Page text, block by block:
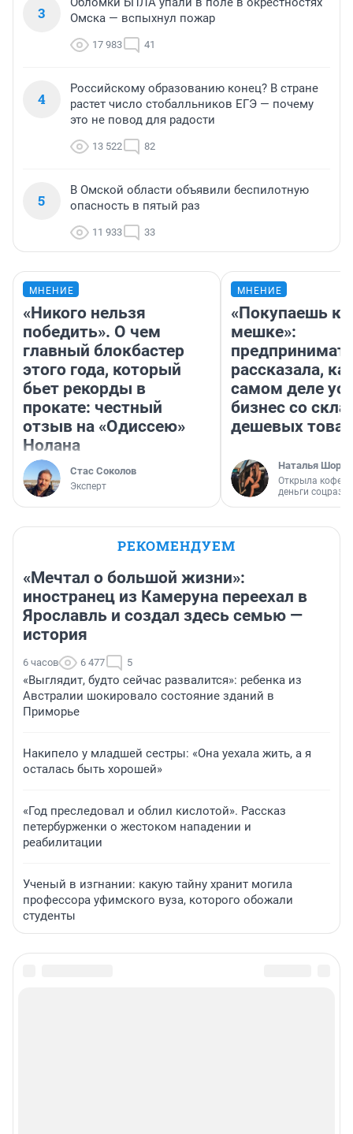
3
Омска — вспыхнул пожар
17 983 41
4
Российскому образованию конец? В стране
растет число стобалльников ЕГЭ — почему
это не повод для радости
13 522 82
5
В Омской области объявили беспилотную
опасность в пятый раз
11 933 33
МНЕНИЕ
«Никого нельзя
победить». О чем
главный блокбастер
этого года, который
бьет рекорды в
прокате: честный
отзыв на «Одиссею»
Нолана
Стас Соколов
Эксперт
МНЕНИЕ
«Покупаешь
мешке»:
рассказала,
самом деле
бизнес со
дешевых
Наталья
Открыла
деньги
РЕКОМЕНДУЕМ
«Мечтал о большой жизни»:
иностранец из Камеруна переехал в
Ярославль и создал здесь семью —
история
6 часов 6 477 5
«Выглядит, будто сейчас развалится»: ребенка из
Австралии шокировало состояние зданий в
Приморье
Накипело у младшей сестры: «Она уехала жить, а я
осталась быть хорошей»
«Год преследовал и облил кислотой». Рассказ
петербурженки о жестоком нападении и
реабилитации
Ученый в изгнании: какую тайну хранит могила
профессора уфимского вуза, которого обожали
студенты